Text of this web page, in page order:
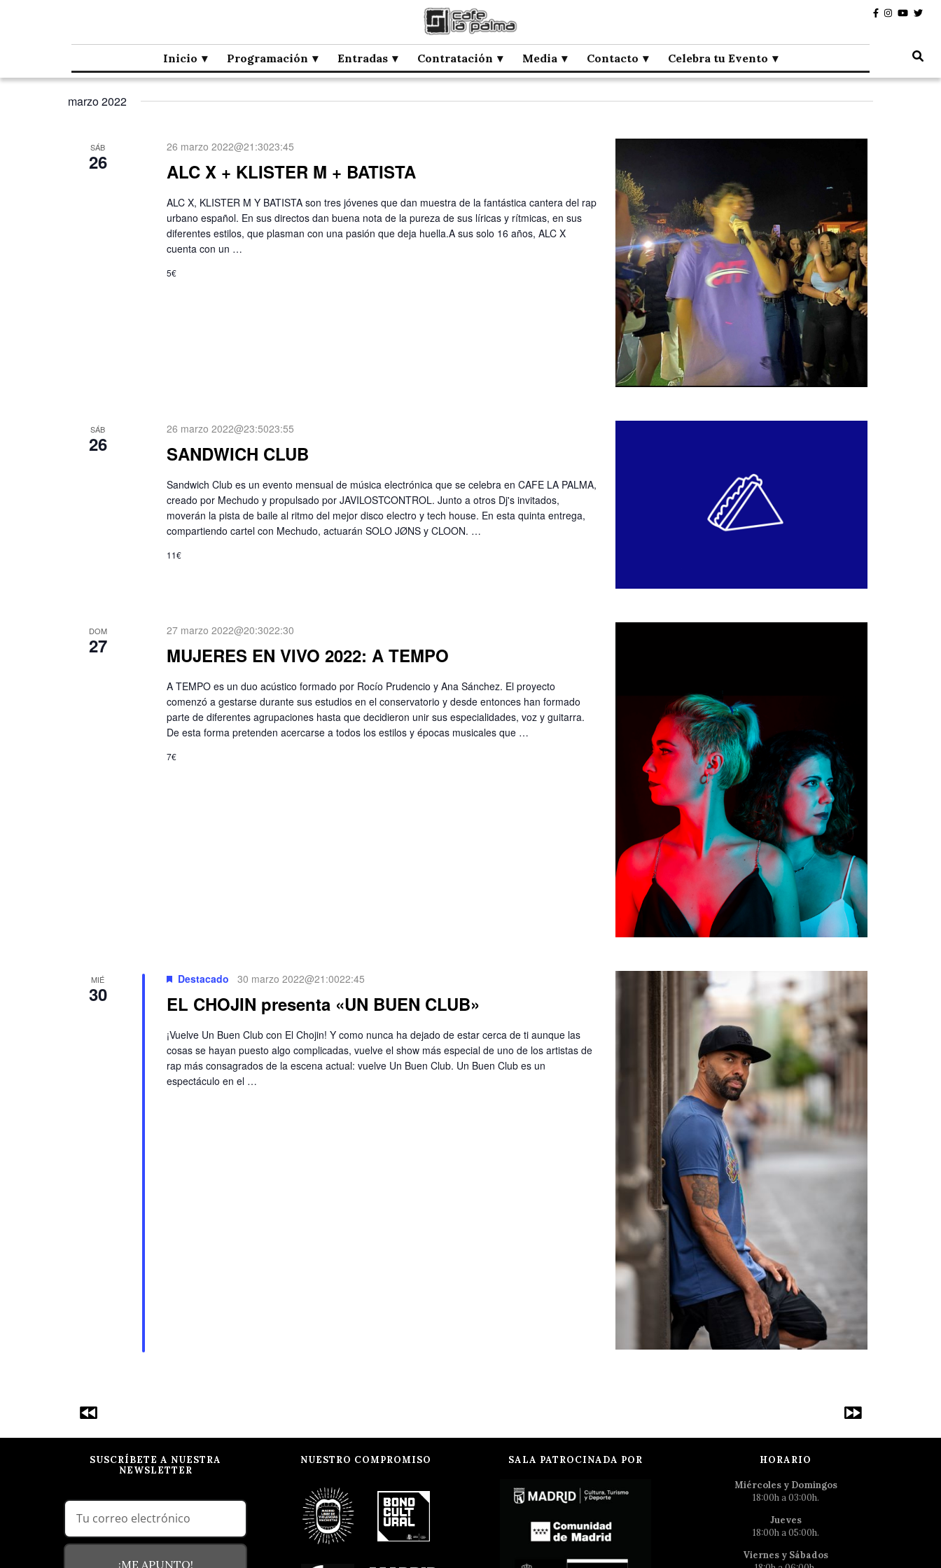
Café la Palma
Programando música en directo en Madrid, desde 1995.
Inicio Programación Entradas Contratación Media Contacto Celebra tu Evento
marzo 2022
SÁB
26 ALC X + KLISTER M + BATISTA
26 marzo 2022@21:3023:45
ALC X, KLISTER M Y BATISTA son tres jóvenes que dan muestra de la fantástica cantera del rap
urbano español. En sus directos dan buena nota de la pureza de sus líricas y rítmicas, en sus
diferentes estilos, que plasman con una pasión que deja huella.A sus solo 16 años, ALC X
cuenta con un …
5€
SÁB
26 SANDWICH CLUB
26 marzo 2022@23:5023:55
Sandwich Club es un evento mensual de música electrónica que se celebra en CAFE LA PALMA,
creado por Mechudo y propulsado por JAVILOSTCONTROL. Junto a otros Dj's invitados,
moverán la pista de baile al ritmo del mejor disco electro y tech house. En esta quinta entrega,
compartiendo cartel con Mechudo, actuarán SOLO JØNS y CLOON. …
11€
DOM
27 MUJERES EN VIVO 2022: A TEMPO
27 marzo 2022@20:3022:30
A TEMPO es un duo acústico formado por Rocío Prudencio y Ana Sánchez. El proyecto
comenzó a gestarse durante sus estudios en el conservatorio y desde entonces han formado
parte de diferentes agrupaciones hasta que decidieron unir sus especialidades, voz y guitarra.
De esta forma pretenden acercarse a todos los estilos y épocas musicales que …
7€
MIÉ
30 EL CHOJIN presenta «UN BUEN CLUB»
Destacado 30 marzo 2022@21:0022:45
¡Vuelve Un Buen Club con El Chojin! Y como nunca ha dejado de estar cerca de ti aunque las
cosas se hayan puesto algo complicadas, vuelve el show más especial de uno de los artistas de
rap más consagrados de la escena actual: vuelve Un Buen Club. Un Buen Club es un
espectáculo en el …
SUSCRÍBETE A NUESTRA
NEWSLETTER
¡ME APUNTO!
NUESTRO COMPROMISO SALA PATROCINADA POR HORARIO
Miércoles y Domingos
18:00h a 03:00h.
Jueves
18:00h a 05:00h.
Viernes y Sábados